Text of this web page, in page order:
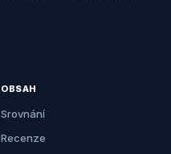
OBSAH
Srovnání
Recenze